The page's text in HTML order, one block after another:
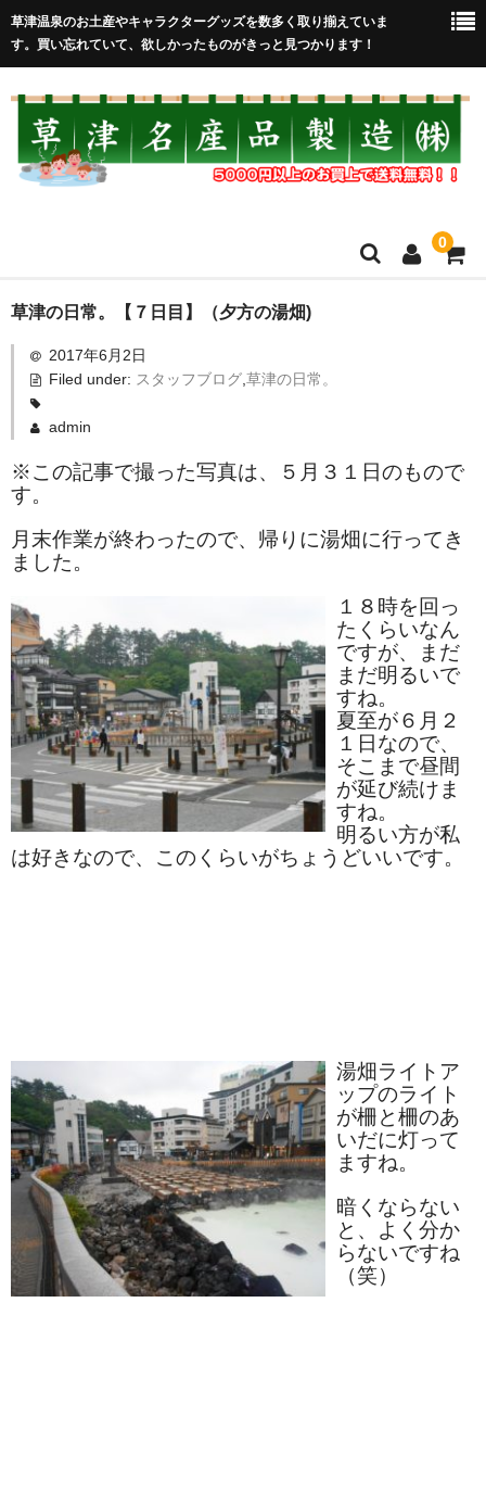
草津温泉のお土産やキャラクターグッズを数多く取り揃えていま
す。買い忘れていて、欲しかったものがきっと見つかります！
0
HOME
在庫処分セール
全取扱商品
新商品
ご当地シリーズ
草津産熊笹
その他
キャラクター
ゆもみちゃん
スイーツ
文具
洋菓子
クッキー
サブレ
クランチ
草津の日常。【７日目】（夕方の湯畑)
2017年6月2日
Filed under: スタッフブログ, 草津の日常。
admin
※この記事で撮った写真は、５月３１日のもので
す。
月末作業が終わったので、帰りに湯畑に行ってき
ました。
１８時を回っ
たくらいなん
ですが、まだ
まだ明るいで
すね。
夏至が６月２
１日なので、
そこまで昼間
が延び続けま
すね。
明るい方が私
は好きなので、このくらいがちょうどいいです。
湯畑ライトア
ップのライト
が柵と柵のあ
いだに灯って
ますね。
暗くならない
と、よく分か
らないですね
（笑）